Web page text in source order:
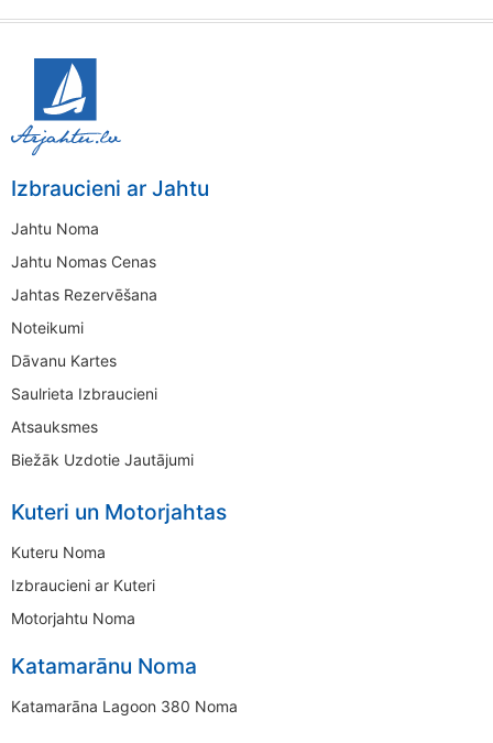
Izbraucieni ar Jahtu
Jahtu Noma
Jahtu Nomas Cenas
Jahtas Rezervēšana
Noteikumi
Dāvanu Kartes
Saulrieta Izbraucieni
Atsauksmes
Biežāk Uzdotie Jautājumi
Kuteri un Motorjahtas
Kuteru Noma
Izbraucieni ar Kuteri
Motorjahtu Noma
Katamarānu Noma
Katamarāna Lagoon 380 Noma